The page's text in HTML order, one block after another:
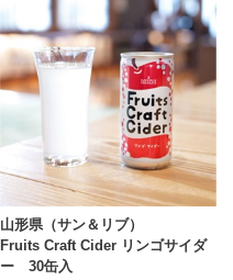
山形県（サン＆リブ）
Fruits Craft Cider リンゴサイダ
ー 30缶入